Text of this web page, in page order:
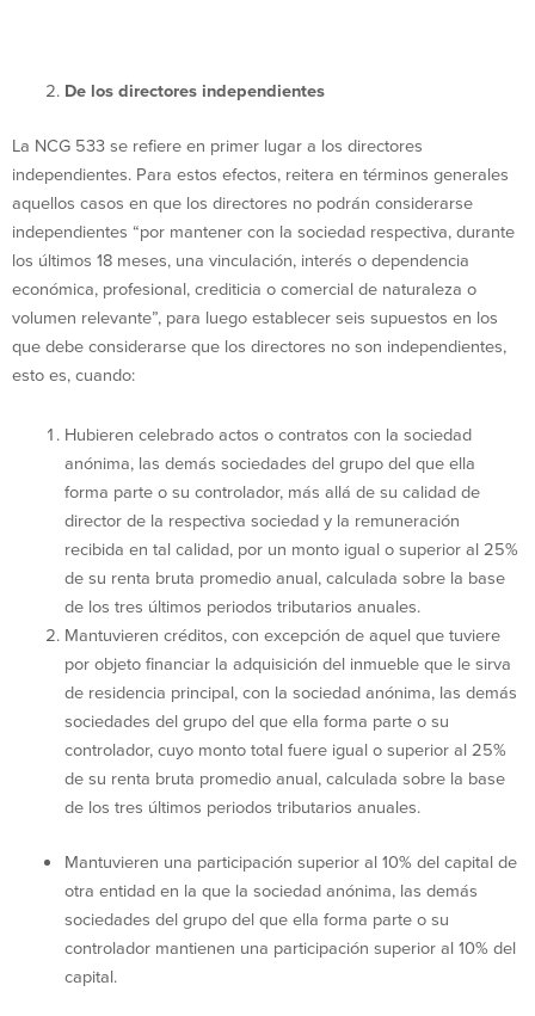
De los directores independientes
La NCG 533 se refiere en primer lugar a los directores
independientes. Para estos efectos, reitera en términos generales
aquellos casos en que los directores no podrán considerarse
independientes “por mantener con la sociedad respectiva, durante
los últimos 18 meses, una vinculación, interés o dependencia
económica, profesional, crediticia o comercial de naturaleza o
volumen relevante”, para luego establecer seis supuestos en los
que debe considerarse que los directores no son independientes,
esto es, cuando:
Hubieren celebrado actos o contratos con la sociedad
anónima, las demás sociedades del grupo del que ella
forma parte o su controlador, más allá de su calidad de
director de la respectiva sociedad y la remuneración
recibida en tal calidad, por un monto igual o superior al 25%
de su renta bruta promedio anual, calculada sobre la base
de los tres últimos periodos tributarios anuales.
Mantuvieren créditos, con excepción de aquel que tuviere
por objeto financiar la adquisición del inmueble que le sirva
de residencia principal, con la sociedad anónima, las demás
sociedades del grupo del que ella forma parte o su
controlador, cuyo monto total fuere igual o superior al 25%
de su renta bruta promedio anual, calculada sobre la base
de los tres últimos periodos tributarios anuales.
Mantuvieren una participación superior al 10% del capital de
otra entidad en la que la sociedad anónima, las demás
sociedades del grupo del que ella forma parte o su
controlador mantienen una participación superior al 10% del
capital.